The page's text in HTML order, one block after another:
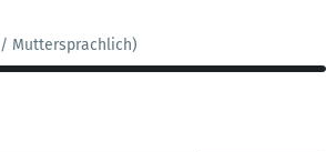
Muttersprachlich)